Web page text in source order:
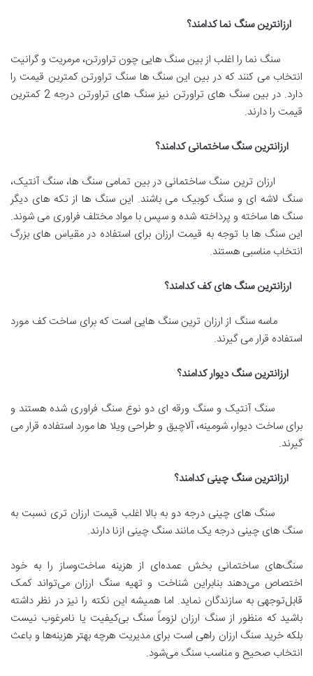
ارزانترین سنگ نما کدامند؟
سنگ نما را اغلب از بین سنگ هایی چون تراورتن، مرمریت و گرانیت
انتخاب می کنند که در بین این سنگ ها سنگ تراورتن کمترین قیمت را
دارد. در بین سنگ های تراورتن نیز سنگ های تراورتن درجه 2 کمترین
قیمت را دارند.
ارزانترین سنگ ساختمانی کدامند؟
ارزان ترین سنگ ساختمانی در بین تمامی سنگ ها، سنگ آنتیک،
سنگ لاشه ای و سنگ کوبیک می باشند. این سنگ ها از تکه های دیگر
سنگ ها ساخته و پرداخته شده و سپس با مواد مختلف فراوری می شوند.
این سنگ ها با توجه به قیمت ارزان برای استفاده در مقیاس های بزرگ
انتخاب مناسبی هستند.
ارزانترین سنگ های کف کدامند؟
ماسه سنگ از ارزان ترین سنگ هایی است که برای ساخت کف مورد
استفاده قرار می گیرند.
ارزانترین سنگ دیوار کدامند؟
سنگ آنتیک و سنگ ورقه ای دو نوع سنگ فراوری شده هستند و
برای ساخت دیوار، شومینه، آلاچیق و طراحی ویلا ها مورد استفاده قرار می
گیرند.
ارزانترین سنگ چینی کدامند؟
سنگ های چینی درجه دو به بالا اغلب قیمت ارزان تری نسبت به
سنگ های چینی درجه یک مانند سنگ چینی ازنا دارند.
سنگ‌های ساختمانی بخش عمده‌ای از هزینه ساخت‌وساز را به خود
اختصاص می‌دهند بنابراین شناخت و تهیه سنگ ارزان می‌تواند کمک
قابل‌توجهی به سازندگان نماید. اما همیشه این نکته را نیز در نظر داشته
باشید که منظور از سنگ ارزان لزوماً سنگ بی‌کیفیت یا نامرغوب نیست
بلکه خرید سنگ ارزان راهی است برای مدیریت هرچه بهتر هزینه‌ها و باعث
انتخاب صحیح و مناسب سنگ می‌شود.